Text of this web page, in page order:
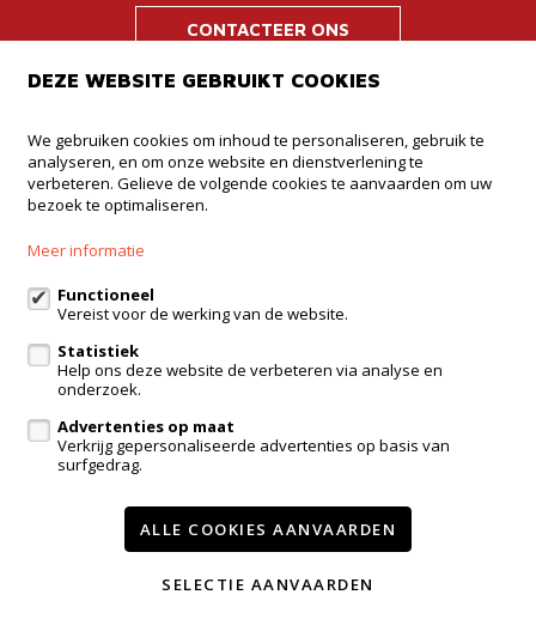
CONTACTEER ONS
Immodrome
Dorpskring 12
3210 Lubbeek
admin@immodrome.be
Volg ons op:
Te huur Nieuwbouw Referenties
DEZE WEBSITE GEBRUIKT COOKIES
We gebruiken cookies om inhoud te personaliseren, gebruik te
analyseren, en om onze website en dienstverlening te
verbeteren. Gelieve de volgende cookies te aanvaarden om uw
bezoek te optimaliseren.
Meer informatie
Functioneel
Vereist voor de werking van de website.
Statistiek
Help ons deze website de verbeteren via analyse en
onderzoek.
Advertenties op maat
Verkrijg gepersonaliseerde advertenties op basis van
surfgedrag.
ALLE COOKIES AANVAARDEN
SELECTIE AANVAARDEN